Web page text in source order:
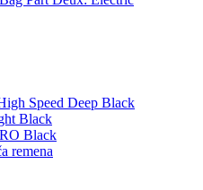
Speed Deep Black
Black
Black
remena